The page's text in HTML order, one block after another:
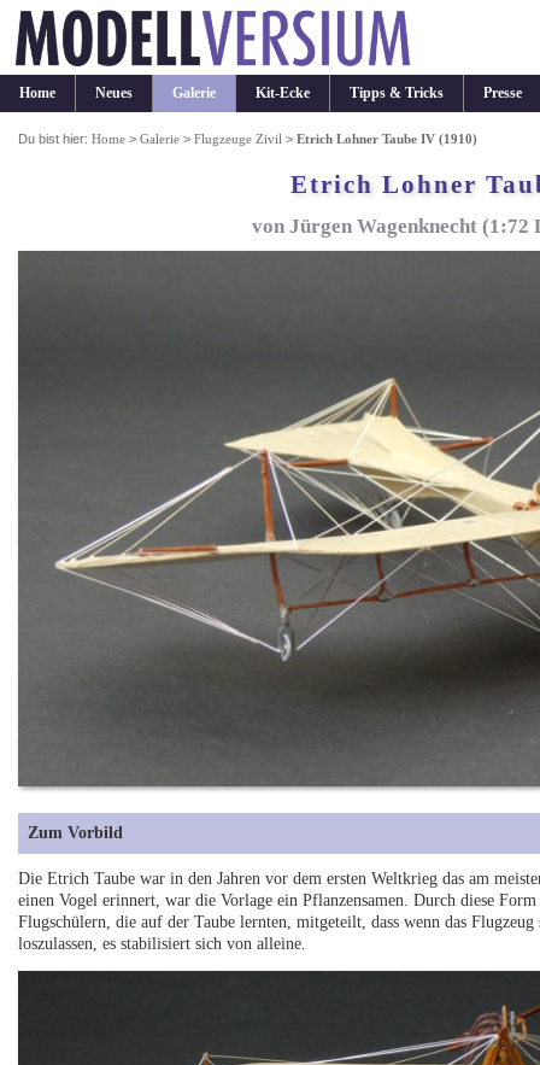
Home Neues Galerie Kit-Ecke Tipps & Tricks Presse
Du bist hier:Home >Galerie >Flugzeuge Zivil >Etrich Lohner Taube IV (1910)
Etrich Lohner
von Jürgen Wagenknecht (1:72
Zum Vorbild
Die Etrich Taube war in den Jahren vor dem ersten Weltkrieg das am
einen Vogel erinnert, war die Vorlage ein Pflanzensamen. Durch diese
Flugschülern, die auf der Taube lernten, mitgeteilt, dass wenn das
loszulassen, es stabilisiert sich von alleine.